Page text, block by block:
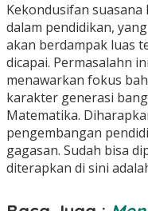
Kekondusifan
dalam pendidikan,
akan berdampak luas
dicapai. Permasalahn
menawarkan fokus
karakter generasi
Matematika.
pengembangan
gagasan. Sudah bisa
diterapkan di sini